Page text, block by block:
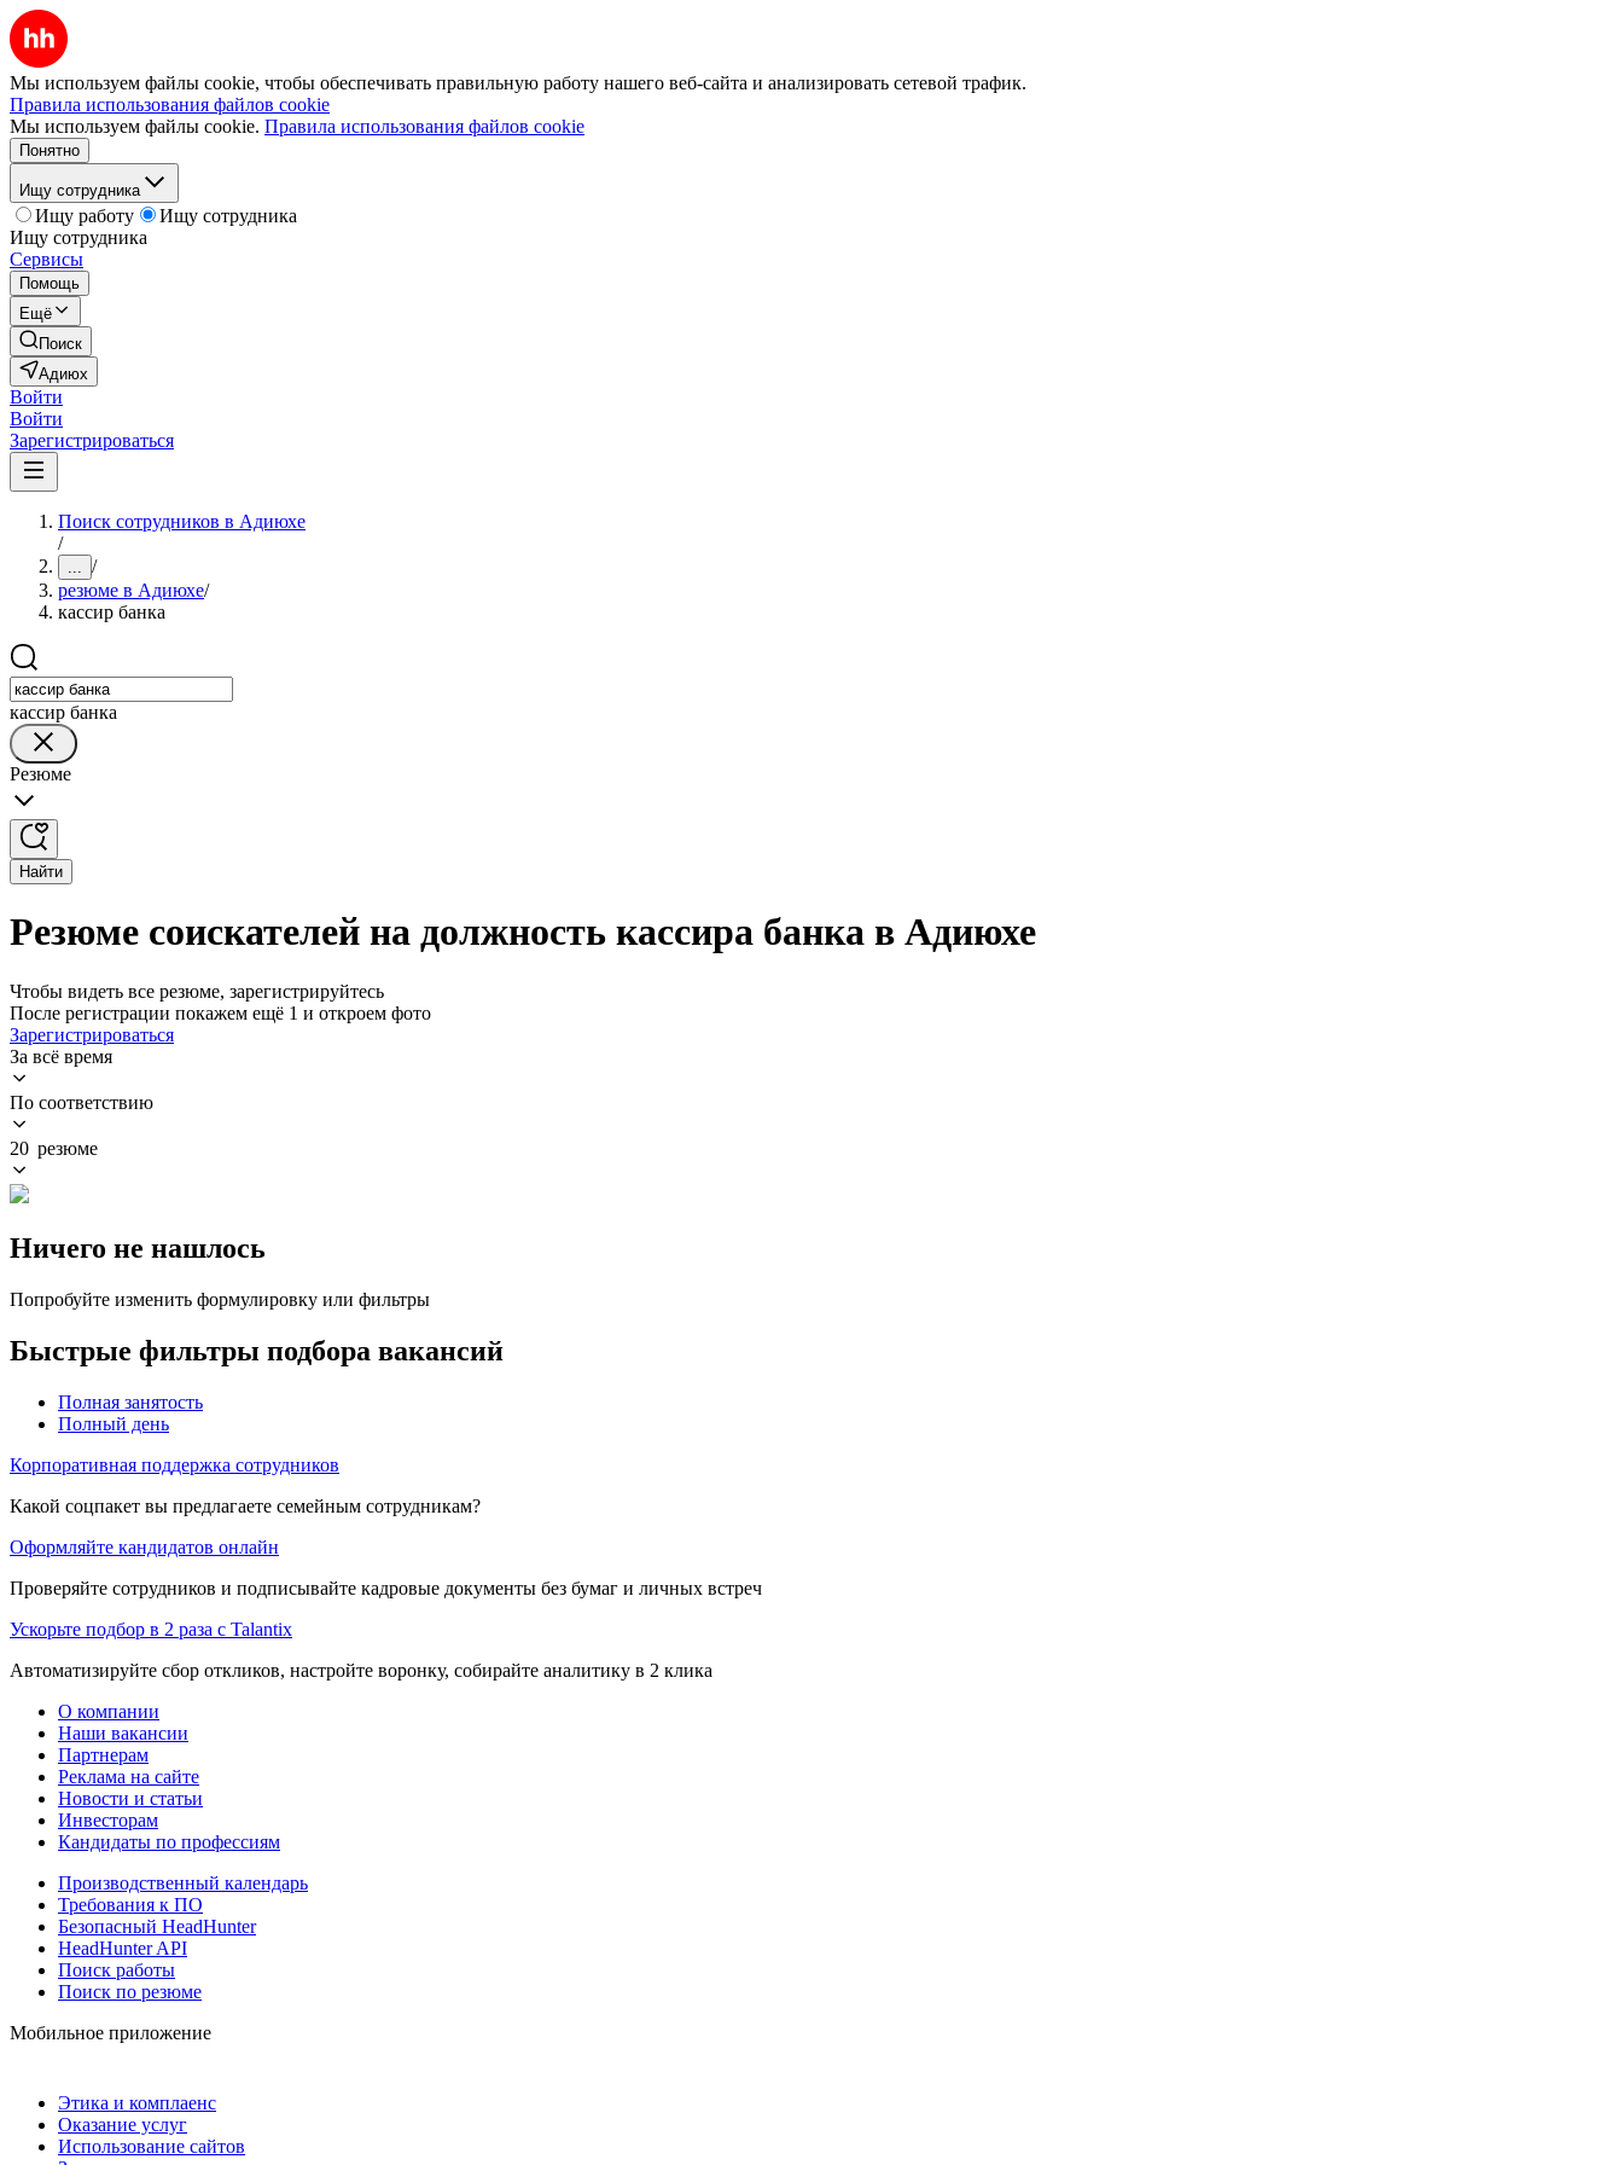
Мы используем файлы cookie, чтобы обеспечивать правильную работу нашего веб-сайта и анализировать сетевой трафик.
Правила использования файлов cookie
Мы используем файлы cookie. Правила использования файлов cookie
Понятно
Ищу сотрудника
Ищу работу
Ищу сотрудника
Ищу сотрудника
Сервисы
Помощь
Ещё
Поиск
Адиюх
Войти
Войти
Зарегистрироваться
Поиск сотрудников в Адиюхе
/
... /
резюме в Адиюхе/
кассир банка
кассир банка
Резюме
Найти
Резюме соискателей на должность кассира банка в Адиюхе
Чтобы видеть все резюме, зарегистрируйтесь
После регистрации покажем ещё 1 и откроем фото
Зарегистрироваться
За всё время
По соответствию
20 резюме
Ничего не нашлось
Попробуйте изменить формулировку или фильтры
Быстрые фильтры подбора вакансий
Полная занятость
Полный день
Корпоративная поддержка сотрудников
Какой соцпакет вы предлагаете семейным сотрудникам?
Оформляйте кандидатов онлайн
Проверяйте сотрудников и подписывайте кадровые документы без бумаг и личных встреч
Ускорьте подбор в 2 раза с Talantix
Автоматизируйте сбор откликов, настройте воронку, собирайте аналитику в 2 клика
О компании
Наши вакансии
Партнерам
Реклама на сайте
Новости и статьи
Инвесторам
Кандидаты по профессиям
Производственный календарь
Требования к ПО
Безопасный HeadHunter
HeadHunter API
Поиск работы
Поиск по резюме
Мобильное приложение
Этика и комплаенс
Оказание услуг
Использование сайтов